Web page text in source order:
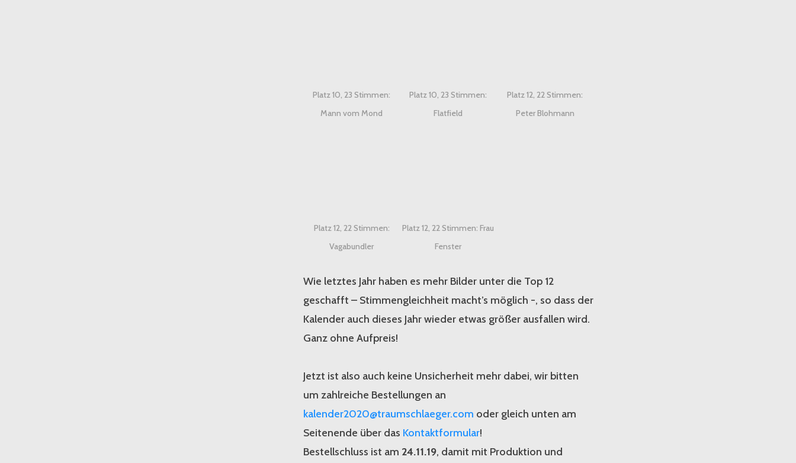
Platz 10, 23 Stimmen:
Mann vom Mond
Platz 10, 23 Stimmen:
Flatfield
Platz 12, 22 Stimmen:
Peter Blohmann
Platz 12, 22 Stimmen:
Vagabundler
Platz 12, 22 Stimmen: Frau
Fenster
Wie letztes Jahr haben es mehr Bilder unter die Top 12
geschafft – Stimmengleichheit macht’s möglich -, so dass der
Kalender auch dieses Jahr wieder etwas größer ausfallen wird.
Ganz ohne Aufpreis!
Jetzt ist also auch keine Unsicherheit mehr dabei, wir bitten
um zahlreiche Bestellungen an
kalender2020@traumschlaeger.com oder gleich unten am
Seitenende über das Kontaktformular!
Bestellschluss ist am 24.11.19, damit mit Produktion und